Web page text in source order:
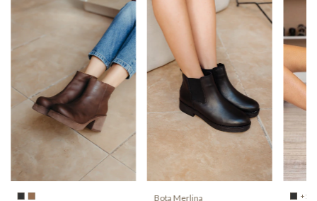
Bota Merlina +1